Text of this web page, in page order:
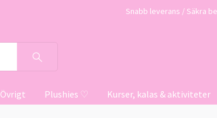
Snabb leverans / Säkra
Övrigt Plushies ♡ Kurser, kalas & aktiviteter